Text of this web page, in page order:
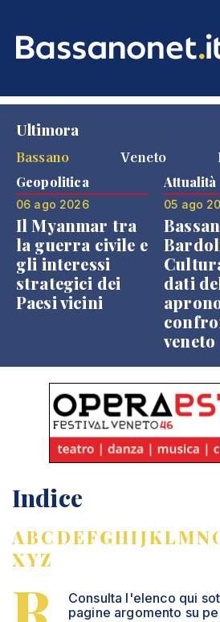
Ultimora
Bassano
Veneto
Geopolitica
06 ago 2026
Il Myanmar tra
la guerra civile e
gli interessi
strategici dei
Paesi vicini
Attualità
05 ago
dati
veneto
Indice
ABCDEFGHIJKLMN
XYZ
Consulta l'elenco qui
pagine argomento su